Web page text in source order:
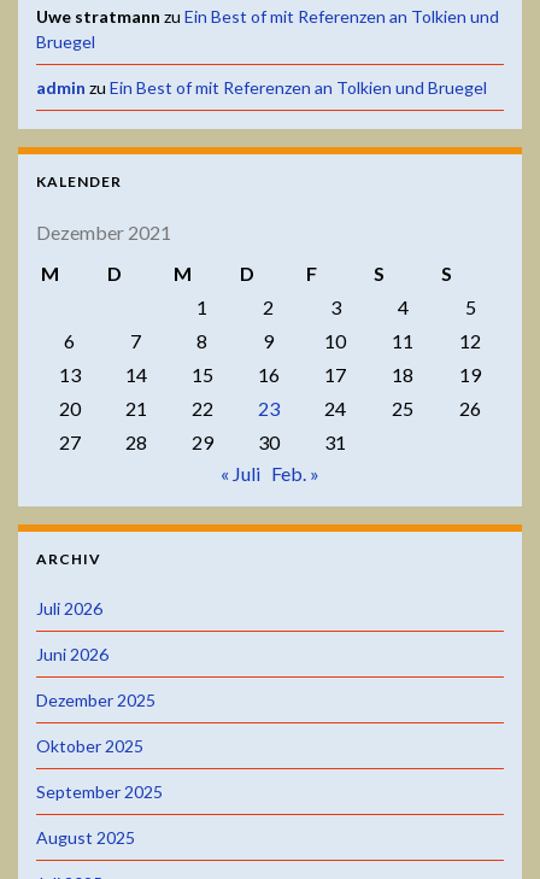
Uwe stratmann zu Ein Best of mit Referenzen an Tolkien und
Bruegel
admin zu Ein Best of mit Referenzen an Tolkien und Bruegel
KALENDER
Dezember 2021
M
D M D F S
S
1
2 3 4
5
6
7 8 9 10 11
12
13
14 15 16 17 18
19
20
21 22 23 24 25
26
27
28 29 30
31
« Juli Feb. »
ARCHIV
Juli 2026
Juni 2026
Dezember 2025
Oktober 2025
September 2025
August 2025